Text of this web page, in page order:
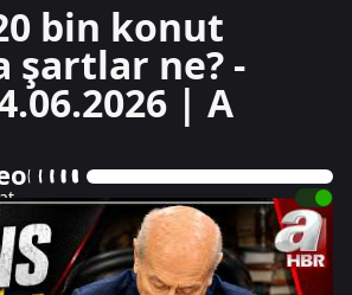
bin konut
şartlar ne? -
| A